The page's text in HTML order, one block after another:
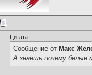
Цитата:
Сообщение от Макс
А знаешь почему белые